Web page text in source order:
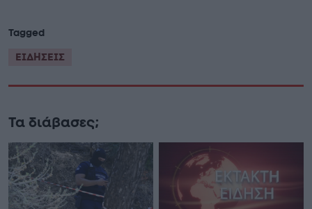
Tagged
ΕΙΔΗΣΕΙΣ
Τα διάβασες;